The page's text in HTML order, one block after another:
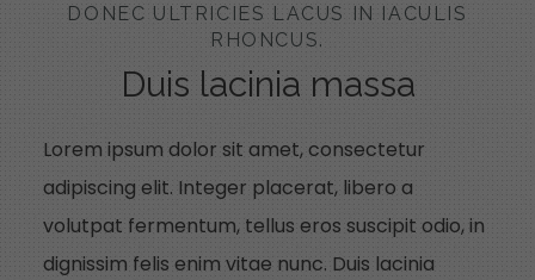
DONEC ULTRICIES LACUS IN IACULIS
RHONCUS.
Duis lacinia massa
Lorem ipsum dolor sit amet, consectetur
adipiscing elit. Integer placerat, libero a
volutpat fermentum, tellus eros suscipit odio, in
dignissim felis enim vitae nunc. Duis lacinia